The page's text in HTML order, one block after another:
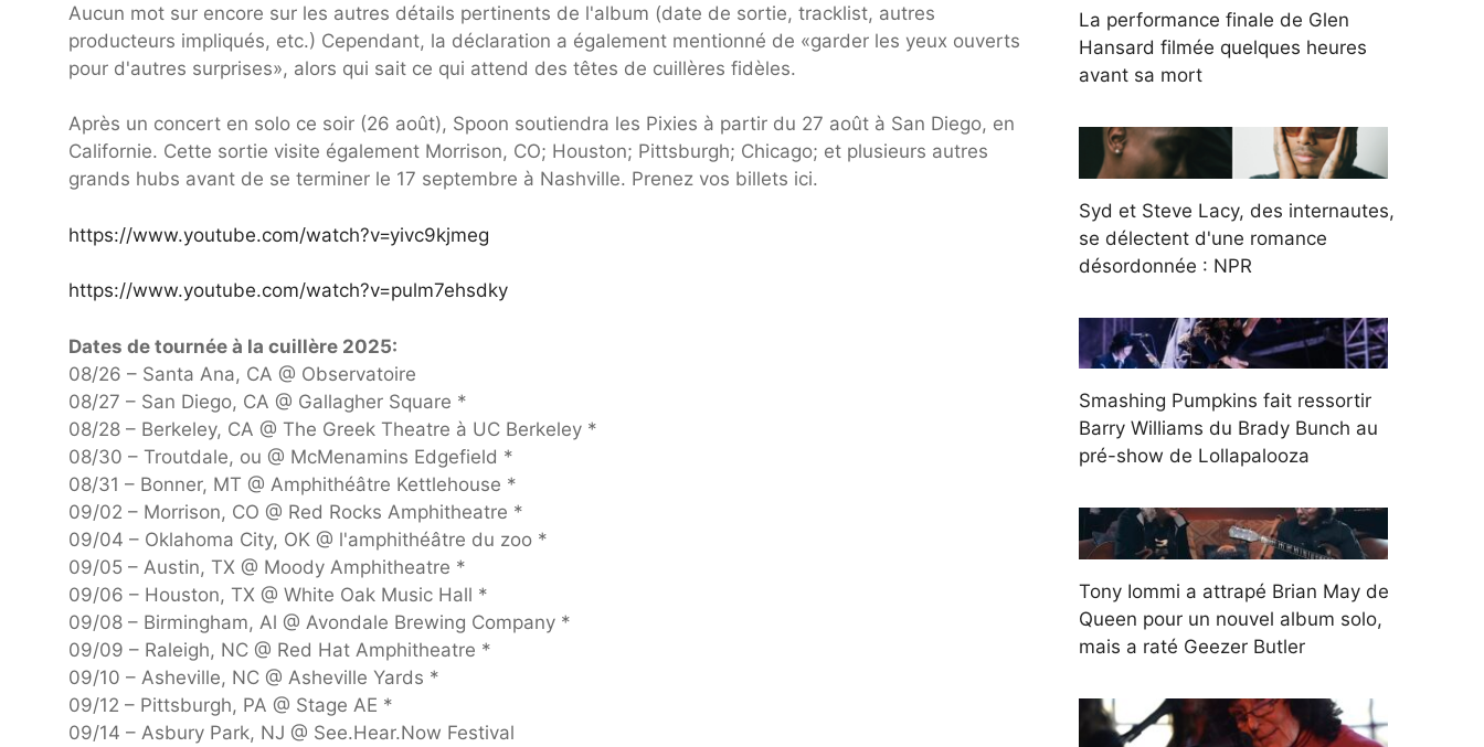
Aucun mot sur encore sur les autres détails pertinents de l'album (date de sortie, tracklist, autres
producteurs impliqués, etc.) Cependant, la déclaration a également mentionné de «garder les yeux ouverts
pour d'autres surprises», alors qui sait ce qui attend des têtes de cuillères fidèles.
Après un concert en solo ce soir (26 août), Spoon soutiendra les Pixies à partir du 27 août à San Diego, en
Californie. Cette sortie visite également Morrison, CO; Houston; Pittsburgh; Chicago; et plusieurs autres
grands hubs avant de se terminer le 17 septembre à Nashville. Prenez vos billets ici.
https://www.youtube.com/watch?v=yivc9kjmeg
https://www.youtube.com/watch?v=pulm7ehsdky
Dates de tournée à la cuillère 2025:
08/26 – Santa Ana, CA @ Observatoire
08/27 – San Diego, CA @ Gallagher Square *
08/28 – Berkeley, CA @ The Greek Theatre à UC Berkeley *
08/30 – Troutdale, ou @ McMenamins Edgefield *
08/31 – Bonner, MT @ Amphithéâtre Kettlehouse *
09/02 – Morrison, CO @ Red Rocks Amphitheatre *
09/04 – Oklahoma City, OK @ l'amphithéâtre du zoo *
09/05 – Austin, TX @ Moody Amphitheatre *
09/06 – Houston, TX @ White Oak Music Hall *
09/08 – Birmingham, Al @ Avondale Brewing Company *
09/09 – Raleigh, NC @ Red Hat Amphitheatre *
09/10 – Asheville, NC @ Asheville Yards *
09/12 – Pittsburgh, PA @ Stage AE *
09/14 – Asbury Park, NJ @ See.Hear.Now Festival
La performance finale de Glen
Hansard filmée quelques heures
avant sa mort
Syd et Steve Lacy, des internautes,
se délectent d'une romance
désordonnée : NPR
Smashing Pumpkins fait ressortir
Barry Williams du Brady Bunch au
pré-show de Lollapalooza
Tony Iommi a attrapé Brian May de
Queen pour un nouvel album solo,
mais a raté Geezer Butler